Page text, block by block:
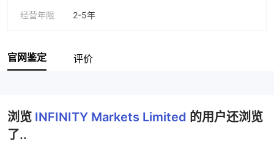
经营年限
2-5年
官网鉴定 评价
浏览 INFINITY Markets Limited 的用户还浏览
了..